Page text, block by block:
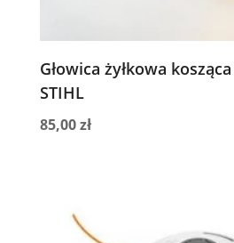
Głowica żyłkowa
STIHL
85,00zł